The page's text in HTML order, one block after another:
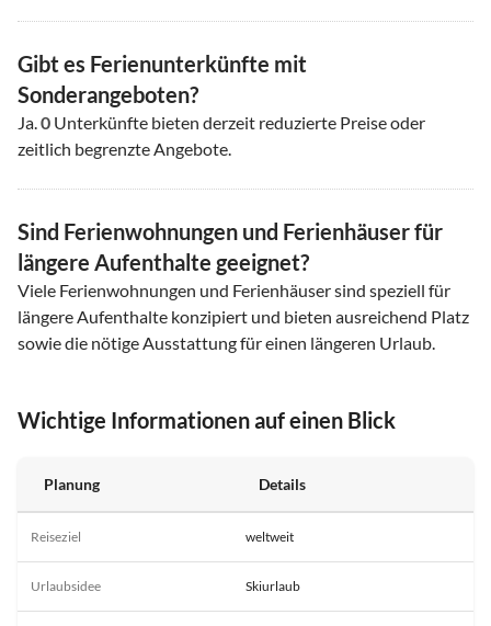
Gibt es Ferienunterkünfte mit
Sonderangeboten?
Ja.0 Unterkünfte bieten derzeit reduzierte Preise oder
zeitlich begrenzte Angebote.
Sind Ferienwohnungen und Ferienhäuser für
längere Aufenthalte geeignet?
Viele Ferienwohnungen und Ferienhäuser sind speziell für
längere Aufenthalte konzipiert und bieten ausreichend Platz
sowie die nötige Ausstattung für einen längeren Urlaub.
Wichtige Informationen auf einen Blick
Planung Details
Reiseziel weltweit
Urlaubsidee Skiurlaub